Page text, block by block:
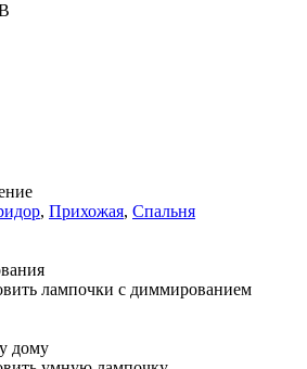
, Прихожая, Спальня
лампочки с диммированием
дому